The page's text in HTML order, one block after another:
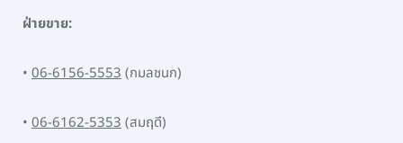
ฝ่ายขาย:
• 06-6156-5553(กมลชนก)
• 06-6162-5353(สมฤดี)